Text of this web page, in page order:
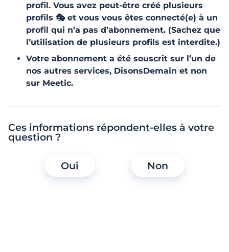
Events - IRL
Sureté
Accessibilité
profil. Vous avez peut-être créé plusieurs
profils 🎭 et vous vous êtes connecté(e) à un
profil qui n’a pas d’abonnement. (Sachez que
l’utilisation de plusieurs profils est interdite.)
Votre abonnement a été souscrit sur l’un de
nos autres services, DisonsDemain et non
sur Meetic.
Ces informations répondent-elles à votre
question ?
Oui Non